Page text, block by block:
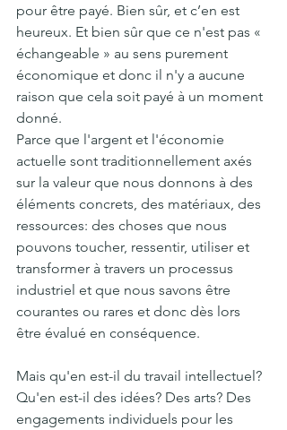
pour être payé. Bien sûr, et c’en est
heureux. Et bien sûr que ce n'est pas «
échangeable » au sens purement
économique et donc il n'y a aucune
raison que cela soit payé à un moment
donné.
Parce que l'argent et l'économie
actuelle sont traditionnellement axés
sur la valeur que nous donnons à des
éléments concrets, des matériaux, des
ressources: des choses que nous
pouvons toucher, ressentir, utiliser et
transformer à travers un processus
industriel et que nous savons être
courantes ou rares et donc dès lors
être évalué en conséquence.
Mais qu'en est-il du travail intellectuel?
Qu'en est-il des idées? Des arts? Des
engagements individuels pour les